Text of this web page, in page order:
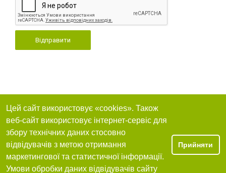
Відправити
Цей сайт використовує «cookies». Також
веб-сайт використовує інтернет-сервіс для
збору технічних даних стосовно
відвідувачів з метою отримання
маркетингової та статистичної інформації.
Умови обробки даних відвідувачів сайту
Прийняти